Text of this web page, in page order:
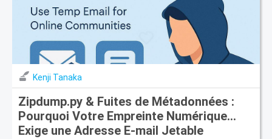
Kenji Tanaka
Zipdump.py & Fuites de Métadonnées :
Pourquoi Votre Empreinte Numérique
Exige une Adresse E-mail Jetable